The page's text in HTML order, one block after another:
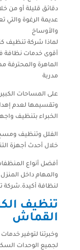
دقائق قليلة أو من
عديمة الرغوة والتي
والأوساخ
لماذا شركة تنظيف
أقوى خدمات نظافة
الماهرة والمحترفة
مدربة
على المساحات
وتقسيمها لعدم
الخبراء بتنظيف
الفلل وتنظيف
خلال أحدث أجهزة
أفضل أنواع
والمهام داخل
لنظافة أكيدة.شركة
تنظيف
القماش
وخبرتنا لتوفير
لجميع الوحدات